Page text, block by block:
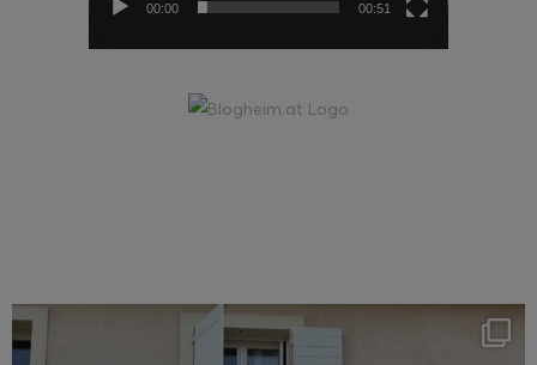
00:00 00:51